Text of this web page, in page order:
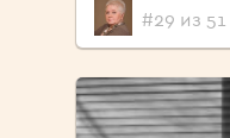
#29 из 51